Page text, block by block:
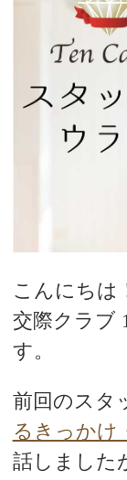
アフ
こんにちは
交際クラブ
す。
前回のスタ
るきっかけ
話しました